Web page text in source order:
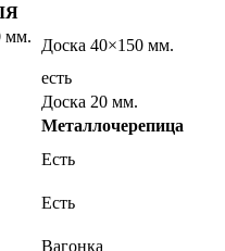
мм. Доска 40×150 мм.
есть
Доска 20 мм.
Металлочерепица
Есть
Есть
Вагонка